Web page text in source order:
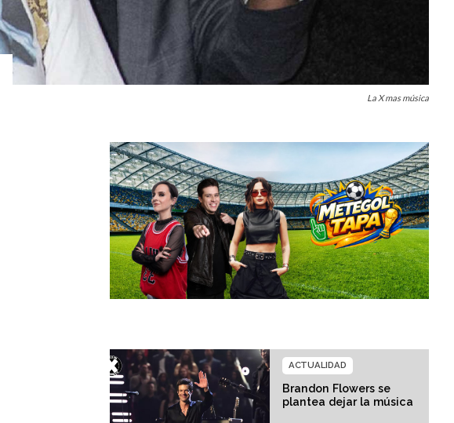
La X mas música
Brandon Flowers se
plantea dejar la música
ACTUALIDAD